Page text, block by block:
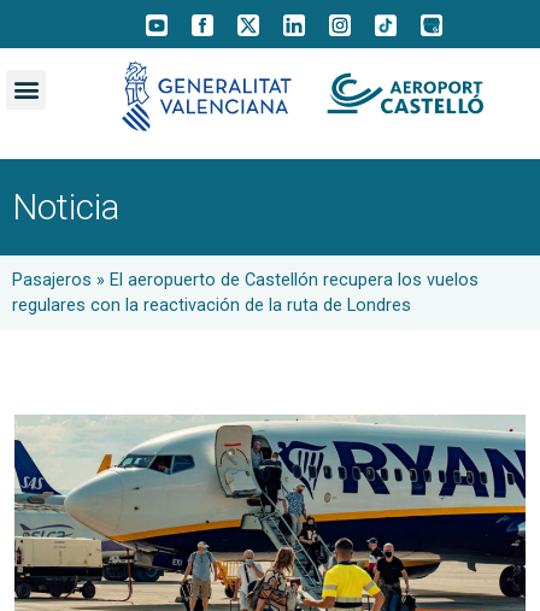
Noticia
Pasajeros » El aeropuerto de Castellón recupera los vuelos
regulares con la reactivación de la ruta de Londres